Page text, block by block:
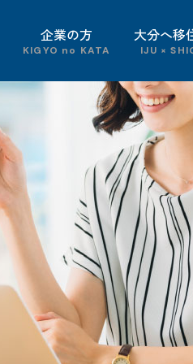
企業の方
KIGYO no KATA
大分へ移
IJU ×